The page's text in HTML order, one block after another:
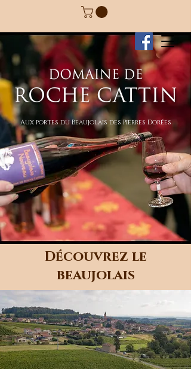
Aux portes du Beaujolais des Pierres Dorées
Découvrez le
beaujolais